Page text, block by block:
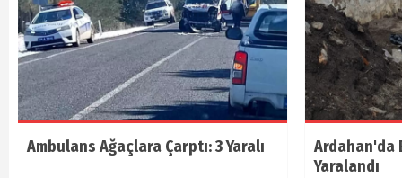
Ambulans Ağaçlara Çarptı: 3 Yaralı
Ardahan'da
Yaralandı